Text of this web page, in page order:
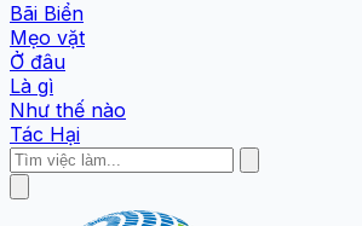
Bãi Biển
Mẹo vặt
Ở đâu
Là gì
Như thế nào
Tác Hại